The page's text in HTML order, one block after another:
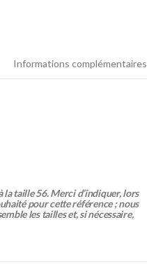
Informations complémentaires
la taille 56. Merci d’indiquer, lors
pour cette référence ; nous
les tailles et, si nécessaire,